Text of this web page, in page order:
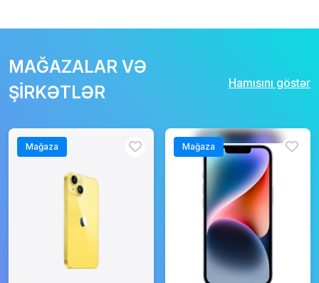
MAĞAZALAR VƏ
ŞİRKƏTLƏR
Hamısını göstər
Mağaza Mağaza